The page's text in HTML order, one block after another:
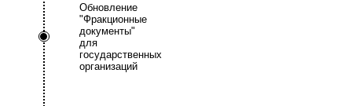
Обновление
"Фракционные
документы"
для
государственных
организаций